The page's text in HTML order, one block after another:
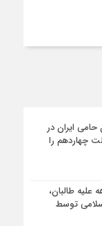
حامی ایران در
چهاردهم را
طالبان،
توسط